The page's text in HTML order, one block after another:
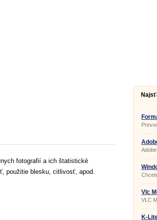
fotografií a ich štatistické
použitie blesku, citlivosť, apod.
Maker
Vlc
VLC
K-